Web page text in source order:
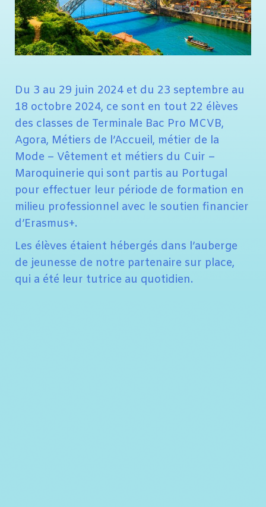
Du 3 au 29 juin 2024 et du 23 septembre au
18 octobre 2024, ce sont en tout 22 élèves
des classes de Terminale Bac Pro MCVB,
Agora, Métiers de l’Accueil, métier de la
Mode – Vêtement et métiers du Cuir –
Maroquinerie qui sont partis au Portugal
pour effectuer leur période de formation en
milieu professionnel avec le soutien financier
d’Erasmus+.
Les élèves étaient hébergés dans l’auberge
de jeunesse de notre partenaire sur place,
qui a été leur tutrice au quotidien.